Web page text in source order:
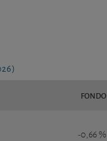
FONDO
-0,66 %